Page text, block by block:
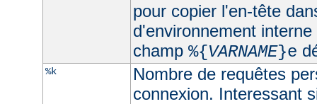
pour copier l'en-tête
d'environnement
champ %{VARNAME}e
%k
Nombre de requêtes
connexion. Interessant